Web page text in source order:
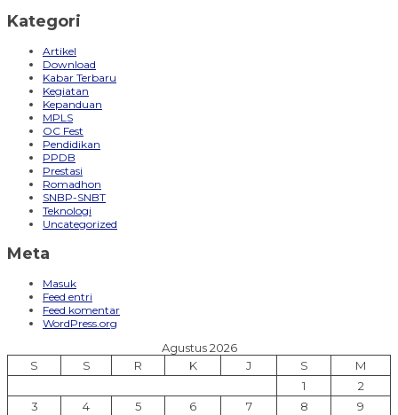
Kategori
Artikel
Download
Kabar Terbaru
Kegiatan
Kepanduan
MPLS
OC Fest
Pendidikan
PPDB
Prestasi
Romadhon
SNBP-SNBT
Teknologi
Uncategorized
Meta
Masuk
Feed entri
Feed komentar
WordPress.org
Agustus 2026
S
S R K J S
M
1
2
3
4 5 6 7 8
9